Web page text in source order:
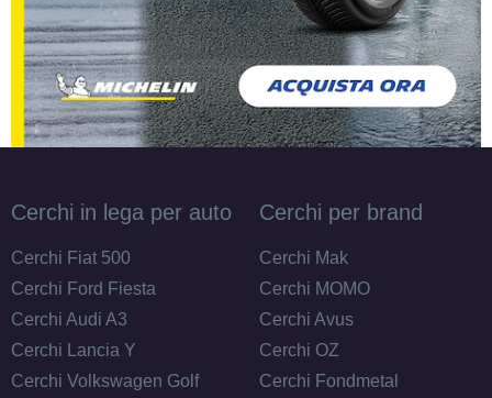
Cerchi in lega per auto
Cerchi Fiat 500
Cerchi Ford Fiesta
Cerchi Audi A3
Cerchi Lancia Y
Cerchi Volkswagen Golf
Cerchi per brand
Cerchi Mak
Cerchi MOMO
Cerchi Avus
Cerchi OZ
Cerchi Fondmetal